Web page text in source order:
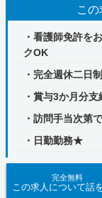
この
・看護師免許を
クOK
・完全週休二日制
・賞与3か月分支
・訪問手当次第
・日勤勤務★
完全無料
この求人について話